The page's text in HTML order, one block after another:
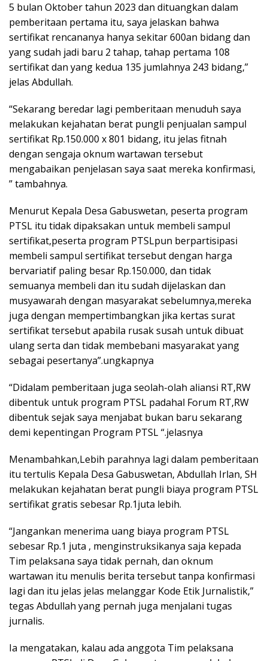
5 bulan Oktober tahun 2023 dan dituangkan dalam
pemberitaan pertama itu, saya jelaskan bahwa
sertifikat rencananya hanya sekitar 600an bidang dan
yang sudah jadi baru 2 tahap, tahap pertama 108
sertifikat dan yang kedua 135 jumlahnya 243 bidang,”
jelas Abdullah.
“Sekarang beredar lagi pemberitaan menuduh saya
melakukan kejahatan berat pungli penjualan sampul
sertifikat Rp.150.000 x 801 bidang, itu jelas fitnah
dengan sengaja oknum wartawan tersebut
mengabaikan penjelasan saya saat mereka konfirmasi,
” tambahnya.
Menurut Kepala Desa Gabuswetan, peserta program
PTSL itu tidak dipaksakan untuk membeli sampul
sertifikat,peserta program PTSLpun berpartisipasi
membeli sampul sertifikat tersebut dengan harga
bervariatif paling besar Rp.150.000, dan tidak
semuanya membeli dan itu sudah dijelaskan dan
musyawarah dengan masyarakat sebelumnya,mereka
juga dengan mempertimbangkan jika kertas surat
sertifikat tersebut apabila rusak susah untuk dibuat
ulang serta dan tidak membebani masyarakat yang
sebagai pesertanya”.ungkapnya
“Didalam pemberitaan juga seolah-olah aliansi RT,RW
dibentuk untuk program PTSL padahal Forum RT,RW
dibentuk sejak saya menjabat bukan baru sekarang
demi kepentingan Program PTSL “.jelasnya
Menambahkan,Lebih parahnya lagi dalam pemberitaan
itu tertulis Kepala Desa Gabuswetan, Abdullah Irlan, SH
melakukan kejahatan berat pungli biaya program PTSL
sertifikat gratis sebesar Rp.1juta lebih.
“Jangankan menerima uang biaya program PTSL
sebesar Rp.1 juta , menginstruksikanya saja kepada
Tim pelaksana saya tidak pernah, dan oknum
wartawan itu menulis berita tersebut tanpa konfirmasi
lagi dan itu jelas jelas melanggar Kode Etik Jurnalistik,”
tegas Abdullah yang pernah juga menjalani tugas
jurnalis.
Ia mengatakan, kalau ada anggota Tim pelaksana